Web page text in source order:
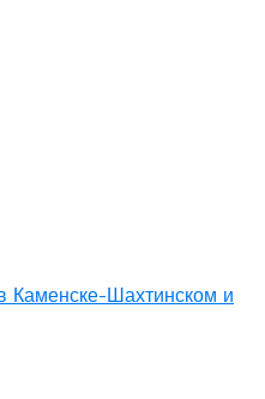
Каменске-Шахтинском и